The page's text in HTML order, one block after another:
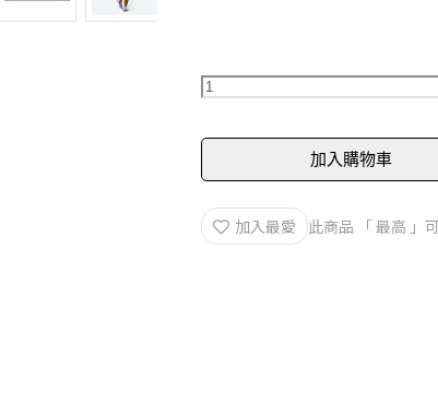
加入購物車
加入最愛 此商品 「 最高 」